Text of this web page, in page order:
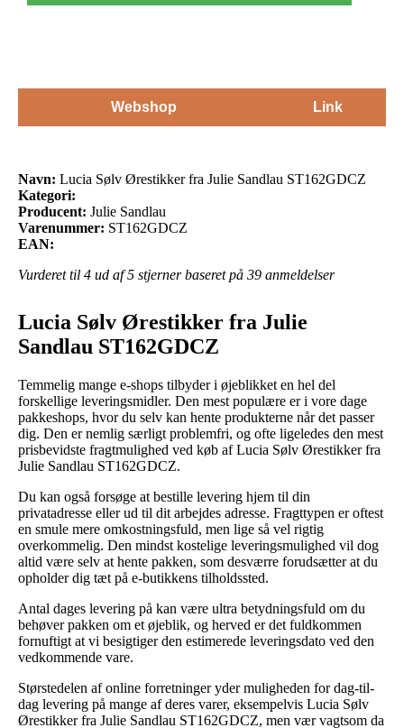
Webshop Link
Navn: Lucia Sølv Ørestikker fra Julie Sandlau ST162GDCZ
Kategori:
Producent: Julie Sandlau
Varenummer: ST162GDCZ
EAN:
Vurderet til 4 ud af 5 stjerner baseret på 39 anmeldelser
Lucia Sølv Ørestikker fra Julie
Sandlau ST162GDCZ
Temmelig mange e-shops tilbyder i øjeblikket en hel del
forskellige leveringsmidler. Den mest populære er i vore dage
pakkeshops, hvor du selv kan hente produkterne når det passer
dig. Den er nemlig særligt problemfri, og ofte ligeledes den mest
prisbevidste fragtmulighed ved køb af Lucia Sølv Ørestikker fra
Julie Sandlau ST162GDCZ.
Du kan også forsøge at bestille levering hjem til din
privatadresse eller ud til dit arbejdes adresse. Fragttypen er oftest
en smule mere omkostningsfuld, men lige så vel rigtig
overkommelig. Den mindst kostelige leveringsmulighed vil dog
altid være selv at hente pakken, som desværre forudsætter at du
opholder dig tæt på e-butikkens tilholdssted.
Antal dages levering på kan være ultra betydningsfuld om du
behøver pakken om et øjeblik, og herved er det fuldkommen
fornuftigt at vi besigtiger den estimerede leveringsdato ved den
vedkommende vare.
Størstedelen af online forretninger yder muligheden for dag-til-
dag levering på mange af deres varer, eksempelvis Lucia Sølv
Ørestikker fra Julie Sandlau ST162GDCZ, men vær vagtsom da